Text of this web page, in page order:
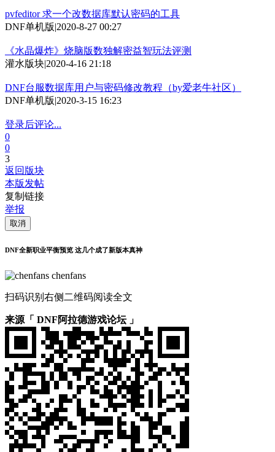
pvfeditor 求一个改数据库默认密码的工具
DNF单机版|2020-8-27 00:27
《水晶爆炸》烧脑版数独解密益智玩法评测
灌水版块|2020-4-16 21:18
DNF台服数据库用户与密码修改教程（by爱老牛社区）
DNF单机版|2020-3-15 16:23
登录后评论...
0
0
3
返回版块
本版发帖
复制链接
举报
取消
DNF全新职业平衡预览 这几个成了新版本真神
chenfans
扫码识别右侧二维码阅读全文
来源「 DNF阿拉德游戏论坛 」